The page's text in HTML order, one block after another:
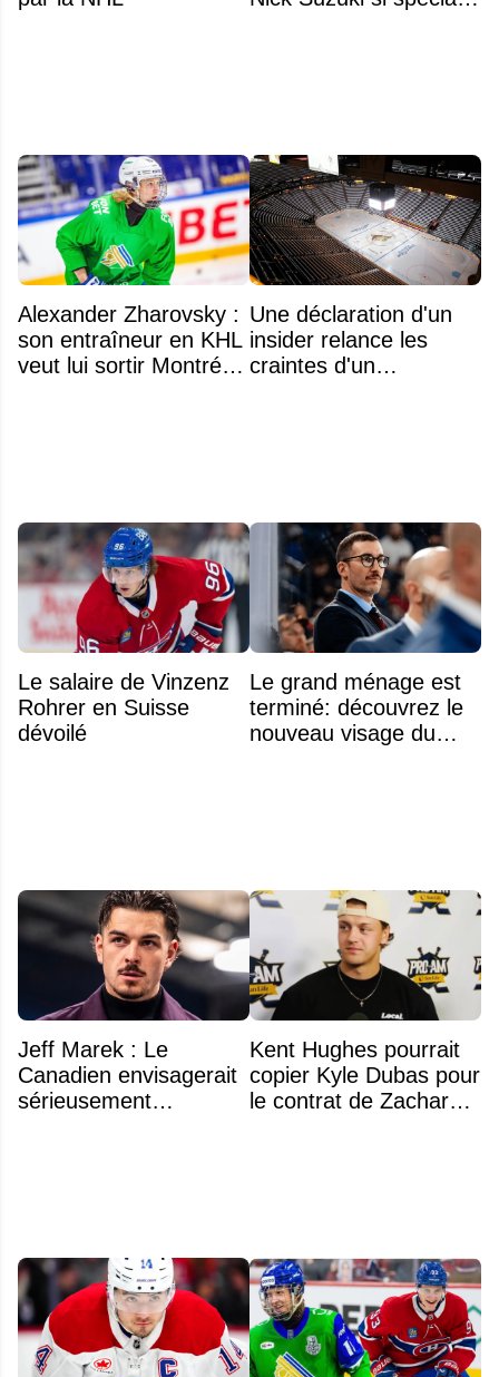
Alexander Zharovsky :
son entraîneur en KHL
veut lui sortir Montréal
Une déclaration d'un
insider relance les
craintes d'un
Le salaire de Vinzenz
Rohrer en Suisse
dévoilé
Le grand ménage est
terminé: découvrez le
nouveau visage du
Jeff Marek : Le
Canadien envisagerait
sérieusement
Kent Hughes pourrait
copier Kyle Dubas pour
le contrat de Zachary